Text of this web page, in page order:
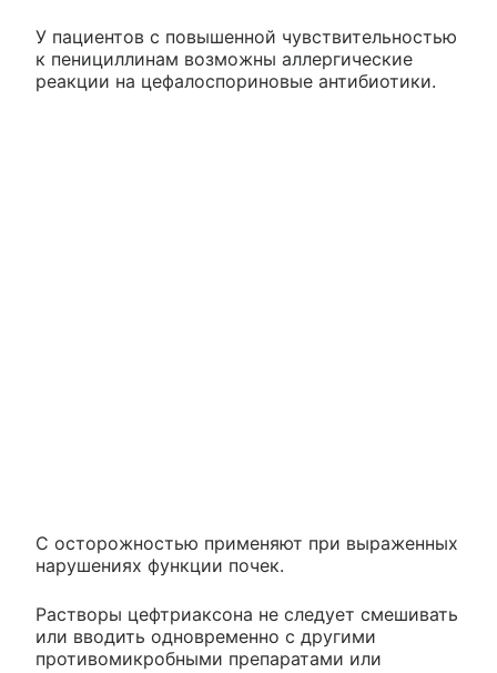
У пациентов с повышенной чувствительностью
к пенициллинам возможны аллергические
реакции на цефалоспориновые антибиотики.
С осторожностью применяют при выраженных
нарушениях функции почек.
Растворы цефтриаксона не следует смешивать
или вводить одновременно с другими
противомикробными препаратами или